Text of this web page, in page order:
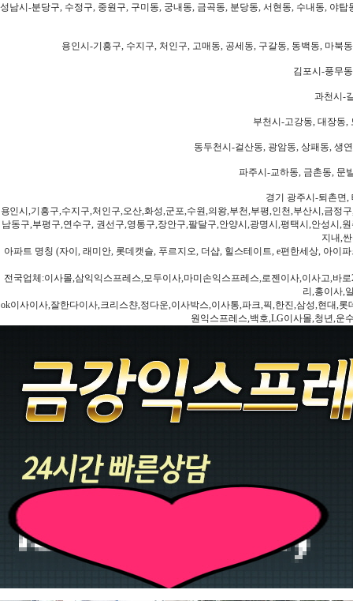
성남시-분당구, 수정구, 중원구, 구미동, 궁내동, 금곡동, 분당동, 서현동, 수내동, 야
용인시-기흥구, 수지구, 처인구, 고매동, 공세동, 구갈동, 동백동, 마북
김포시-풍무
과천시-
부천시-고강동, 대장동,
동두천시-걸산동, 광암동, 상패동, 생
파주시-교하동, 금촌동, 문
경기 광주시-퇴촌면,
용인시,기흥구,수지구,처인구,오산,화성,군포,수원,의왕,부천,부평,인천,부산시,금
남동구,부평구,연수구, 권선구,영통구,장안구,팔달구,안양시,광명시,평택시,안성시,
지내,
아파트 명칭 (자이, 래미안, 롯데캣슬, 푸르지오, 더샵, 힐스테이트, e편한세상, 아이
전국업체:이사몰,삼익익스프레스,모두이사,마미손익스프레스,로젠이사,이사고,바
리,홍이사,
ok이사이사,잘한다이사,크리스챤,정다운,이사박스,이사통,파크,픽,한진,삼성,현대,
원익스프레스,백호,LG이사몰,청년,운